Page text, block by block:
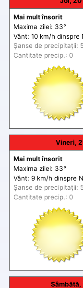
Mai mult însorit
Maxima zilei: 33°
Vânt: 10 km/h dinspre
Șanse de precipitații:
Cantitate precip.: 0
Vineri,
Mai mult însorit
Maxima zilei: 33°
Vânt: 9 km/h dinspre
Șanse de precipitații:
Cantitate precip.: 0